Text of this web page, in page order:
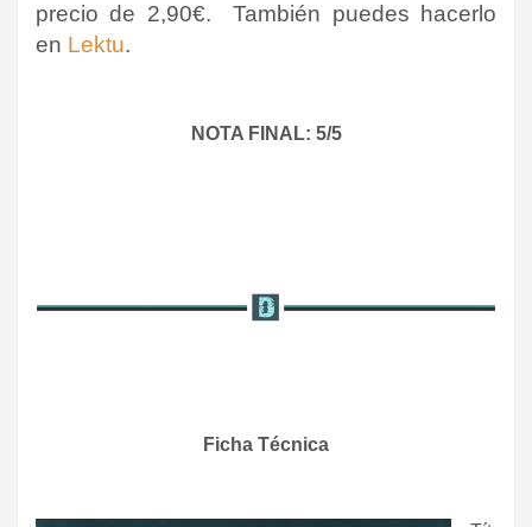
precio de 2,90€. También puedes hacerlo
en Lektu.
NOTA FINAL: 5/5
Ficha Técnica